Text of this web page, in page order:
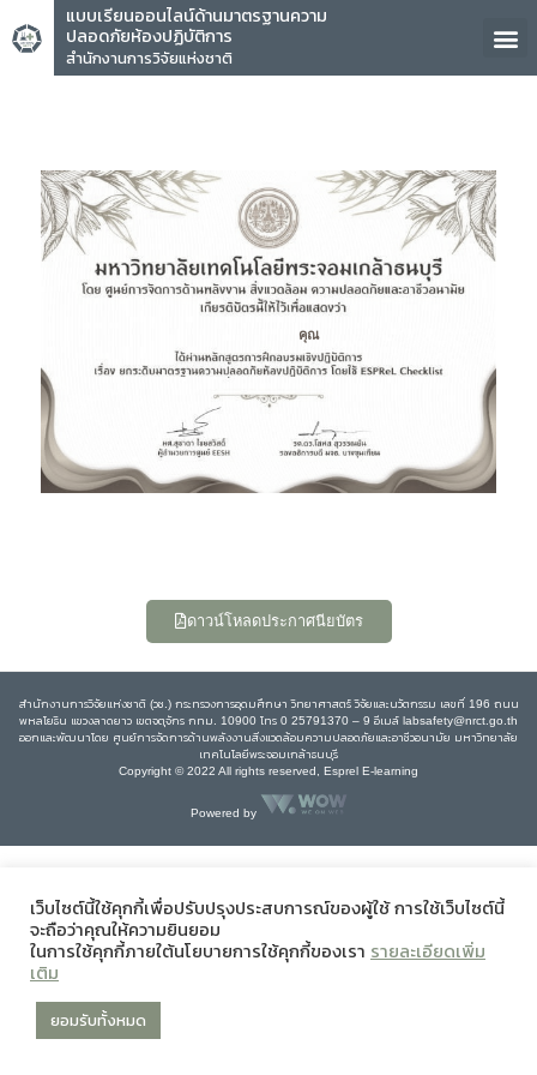
แบบเรียนออนไลน์ด้านมาตรฐานความ
ปลอดภัยห้องปฏิบัติการ
สำนักงานการวิจัยแห่งชาติ
คุณ
ดาวน์โหลดประกาศนียบัตร
สำนักงานการวิจัยแห่งชาติ (วช.) กระทรวงการอุดมศึกษา วิทยาศาสตร์ วิจัยและนวัตกรรม เลขที่ 196 ถนน
พหลโยธิน แขวงลาดยาว เขตจตุจักร กทม. 10900 โทร 0 25791370 – 9 อีเมล์ labsafety@nrct.go.th
ออกและพัฒนาโดย ศูนย์การจัดการด้านพลังงานสิ่งแวดล้อมความปลอดภัยและอาชีวอนามัย มหาวิทยาลัย
เทคโนโลยีพระจอมเกล้าธนบุรี
Copyright © 2022 All rights reserved, Esprel E-learning
Powered by
เว็บไซต์นี้ใช้คุกกี้เพื่อปรับปรุงประสบการณ์ของผู้ใช้ การใช้เว็บไซต์นี้
จะถือว่าคุณให้ความยินยอม
ในการใช้คุกกี้ภายใต้นโยบายการใช้คุกกี้ของเรา รายละเอียดเพิ่ม
เติม
ยอมรับทั้งหมด